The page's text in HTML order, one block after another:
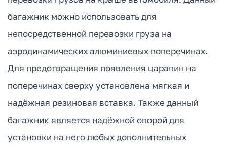
багажник можно использовать для
непосредственной перевозки груза на
аэродинамических алюминиевых поперечинах.
Для предотвращения появления царапин на
поперечинах сверху установлена мягкая и
надёжная резиновая вставка. Также данный
багажник является надёжной опорой для
установки на него любых дополнительных